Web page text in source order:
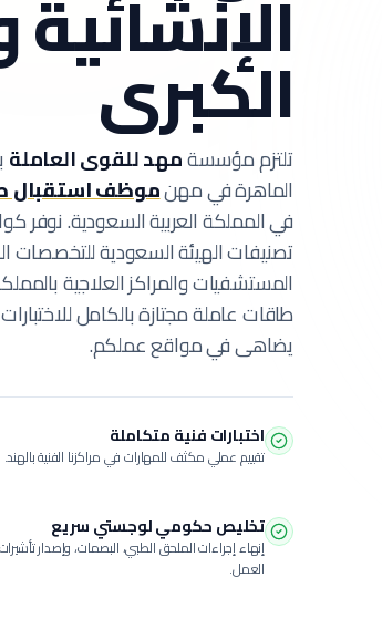
الكبرى
تلتزم مؤسسةمهد للقوى العاملة
الماهرة في مهنموظف استقبال
في المملكة العربية السعودية.نوفر
تصنيفات الهيئة السعودية
المستشفيات والمراكز العلاجية
طاقات عاملة مجتازة بالكامل
يضاهى في مواقع عملكم.
اختبارات فنية متكاملة
تقييم عملي مكثف للمهارات في مراكزنا الفنية بالهند.
تخليص حكومي لوجستي سريع
إنهاء إجراءات الملحق الطبي، البصمات، وإصدار تأشيرات
العمل.